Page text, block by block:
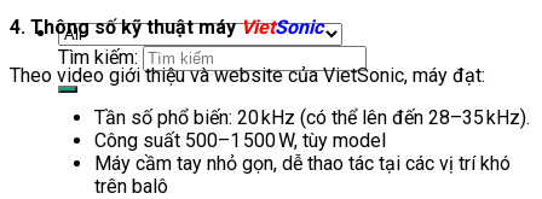
Tìm kiếm:
4. Thông số kỹ thuật máyVietSonic
Theo video giới thiệu và website của VietSonic, máy đạt:
Tần số phổ biến: 20 kHz (có thể lên đến 28–35 kHz).
Công suất 500–1 500 W, tùy model
Máy cầm tay nhỏ gọn, dễ thao tác tại các vị trí khó
trên balô